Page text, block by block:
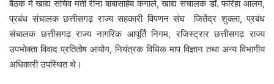
बैठक में खाद्य सचिव मती रीना बाबासाहेब कंगाले, खाद्य संचालक डॉ. फरिहा आलम,
प्रबंध संचालक छत्तीसगढ़ राज्य सहकारी विपणन संघ जितेंद्र शुक्ला, प्रबंध
संचालक छत्तीसगढ़ राज्य नागरिक आपूर्ति निगम, रजिस्ट्रार छत्तीसगढ़ राज्य
उपभोक्ता विवाद प्रतितोष आयोग, नियंत्रक विधिक माप विज्ञान तथा अन्य विभागीय
अधिकारी उपस्थित थे।